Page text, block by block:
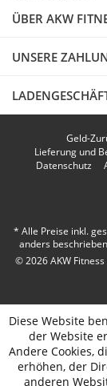
ÜBER AKW
UNSERE
Geld-
Lieferung und
Datenschutz
* Alle Preise inkl.
anders
© 2026 AKW
Diese Website
der Website
Andere Cookies,
erhöhen, der
anderen